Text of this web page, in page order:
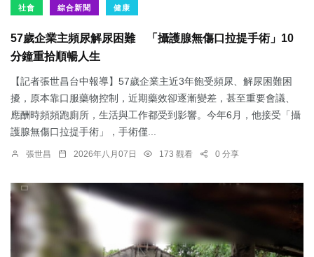
社會 綜合新聞 健康
57歲企業主頻尿解尿困難 「攝護腺無傷口拉提手術」10
分鐘重拾順暢人生
【記者張世昌台中報導】57歲企業主近3年飽受頻尿、解尿困難困
擾，原本靠口服藥物控制，近期藥效卻逐漸變差，甚至重要會議、
應酬時頻頻跑廁所，生活與工作都受到影響。今年6月，他接受「攝
護腺無傷口拉提手術」，手術僅...
張世昌 2026年八月07日 173 觀看 0 分享